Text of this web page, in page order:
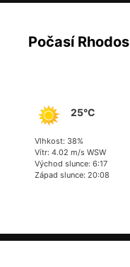
Počasí Rhodos
25°C
Vlhkost: 38%
Vítr: 4.02 m/s WSW
Východ slunce: 6:17
Západ slunce: 20:08